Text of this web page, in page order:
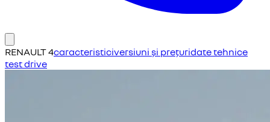
RENAULT 4caracteristiciversiuni și prețuridate tehnice
test drive